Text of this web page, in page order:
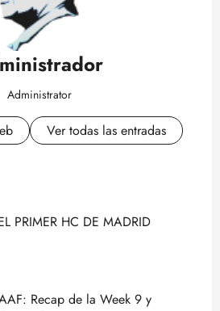
Administrator
Ver todas las entradas
PRIMER HC DE MADRID
Recap de la Week 9 y